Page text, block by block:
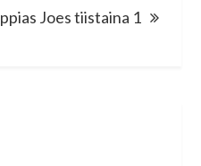
Joes tiistaina 1